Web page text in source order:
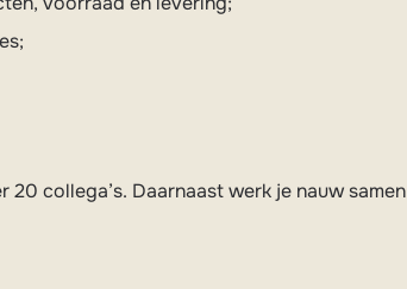
collega’s. Daarnaast werk je nauw samen